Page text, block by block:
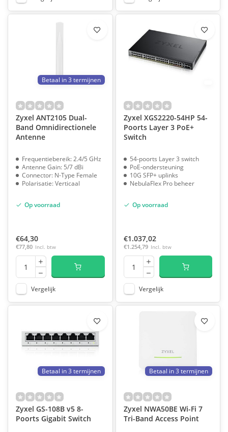
Betaal in 3 termijnen
Zyxel ANT2105 Dual-
Band Omnidirectionele
Antenne
Frequentiebereik: 2.4/5 GHz
Antenne Gain: 5/7 dBi
Connector: N-Type Female
Polarisatie: Verticaal
Op voorraad
€64,30
€77,80 Incl. btw
Vergelijk
Zyxel XGS2220-54HP 54-
Poorts Layer 3 PoE+
Switch
54-poorts Layer 3 switch
PoE-ondersteuning
10G SFP+ uplinks
NebulaFlex Pro beheer
Op voorraad
€1.037,02
€1.254,79 Incl. btw
Vergelijk
Betaal in 3 termijnen
Zyxel GS-108B v5 8-
Poorts Gigabit Switch
Betaal in 3 termijnen
Zyxel NWA50BE Wi-Fi 7
Tri-Band Access Point